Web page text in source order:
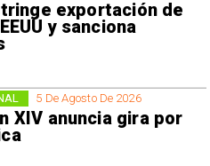
exportación de
y sanciona
5 De Agosto De 2026
XIV anuncia gira por